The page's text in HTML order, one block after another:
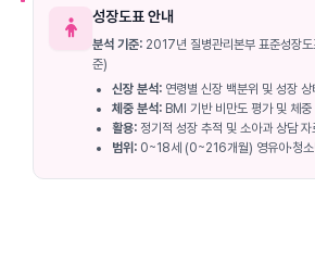
성장도표 안내
분석 기준: 2017년 질병관리본부 표준성장
준)
신장 분석: 연령별 신장 백분위 및 성장 상
체중 분석: BMI 기반 비만도 평가 및 체중
활용: 정기적 성장 추적 및 소아과 상담 자
범위: 0~18세 (0~216개월) 영유아·청소